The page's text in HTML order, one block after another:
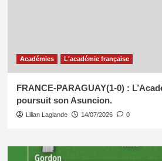
Académies L'académie française
FRANCE-PARAGUAY(1-0) :
poursuit son Asuncion.
Lilian Laglande 14/07/2026 0